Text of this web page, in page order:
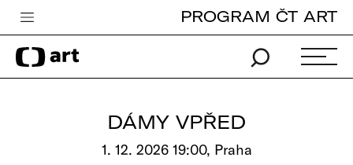
Česká televize
Zpravodajství
PROGRAM ČT ART
DÁMY VPŘED
1. 12. 2026 19:00, Praha